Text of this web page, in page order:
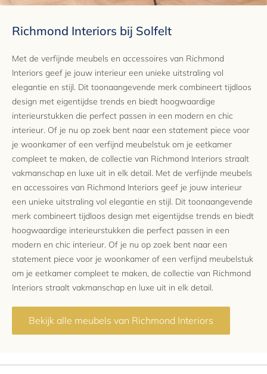
Richmond Interiors bij Solfelt
Met de verfijnde meubels en accessoires van Richmond
Interiors geef je jouw interieur een unieke uitstraling vol
elegantie en stijl. Dit toonaangevende merk combineert tijdloos
design met eigentijdse trends en biedt hoogwaardige
interieurstukken die perfect passen in een modern en chic
interieur. Of je nu op zoek bent naar een statement piece voor
je woonkamer of een verfijnd meubelstuk om je eetkamer
compleet te maken, de collectie van Richmond Interiors straalt
vakmanschap en luxe uit in elk detail. Met de verfijnde meubels
en accessoires van Richmond Interiors geef je jouw interieur
een unieke uitstraling vol elegantie en stijl. Dit toonaangevende
merk combineert tijdloos design met eigentijdse trends en biedt
hoogwaardige interieurstukken die perfect passen in een
modern en chic interieur. Of je nu op zoek bent naar een
statement piece voor je woonkamer of een verfijnd meubelstuk
om je eetkamer compleet te maken, de collectie van Richmond
Interiors straalt vakmanschap en luxe uit in elk detail.
Bekijk alle meubels van Richmond Interiors